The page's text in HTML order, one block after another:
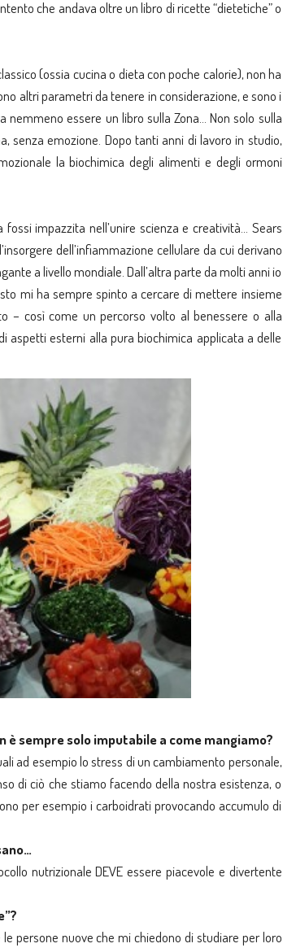
che andava oltre un libro di ricette “dietetiche” o
(ossia cucina o dieta con poche calorie), non ha
altri parametri da tenere in considerazione, e sono i
essere un libro sulla Zona… Non solo sulla
senza emozione. Dopo tanti anni di lavoro in studio,
la biochimica degli alimenti e degli ormoni
impazzita nell’unire scienza e creatività… Sears
dell’infiammazione cellulare da cui derivano
a livello mondiale. Dall’altra parte da molti anni io
mi ha sempre spinto a cercare di mettere insieme
– così come un percorso volto al benessere o alla
esterni alla pura biochimica applicata a delle
è sempre solo imputabile a come mangiamo?
ad esempio lo stress di un cambiamento personale,
di ciò che stiamo facendo della nostra esistenza, o
per esempio i carboidrati provocando accumulo di
nutrizionale DEVE essere piacevole e divertente
persone nuove che mi chiedono di studiare per loro